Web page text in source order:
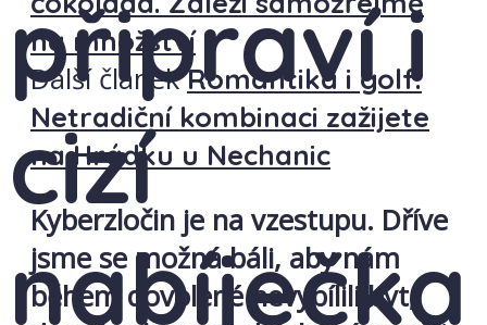
připraví i
cizí
nabíječka
na množství
Další článek Romantika i golf.
Netradiční kombinaci zažijete
na Hrádku u Nechanic
Kyberzločin je na vzestupu. Dříve
jsme se možná báli, aby nám
během dovolené nevybílili byt,